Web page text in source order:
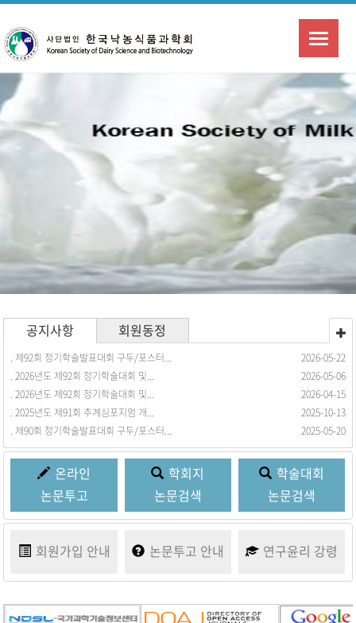
공지사항
. 제92회 정기학술발표대회 구두/포스터...
2026-05-22
. 2026년도 제92회 정기학술대회 및...
2026-05-06
. 2026년도 제92회 정기학술대회 및...
2026-04-15
. 2025년도 제91회 추계심포지엄 개...
2025-10-13
. 제90회 정기학술발표대회 구두/포스터...
2025-05-20
회원동정
. 회원동정을 등록합니다. 2017-03-21
온라인
논문투고
학회지
논문검색
학술대회
논문검색
회원가입 안내 논문투고 안내 연구윤리 강령